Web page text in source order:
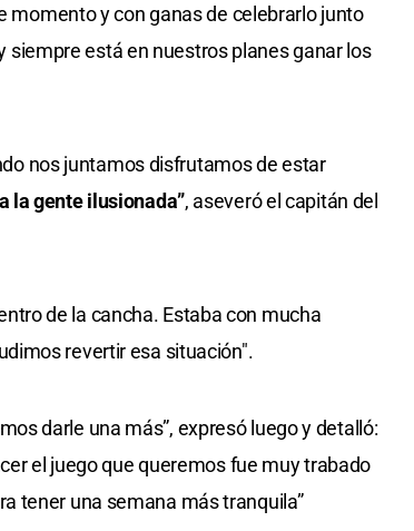
momento y con ganas de celebrarlo junto
está en nuestros planes ganar los
nos juntamos disfrutamos de estar
la gente ilusionada”, aseveró el capitán del
de la cancha. Estaba con mucha
revertir esa situación".
darle una más”, expresó luego y detalló:
el juego que queremos fue muy trabado
tener una semana más tranquila”